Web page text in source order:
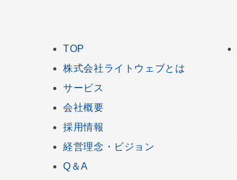
TOP
株式会社ライトウェブとは
サービス
会社概要
採用情報
経営理念・ビジョン
Q＆A